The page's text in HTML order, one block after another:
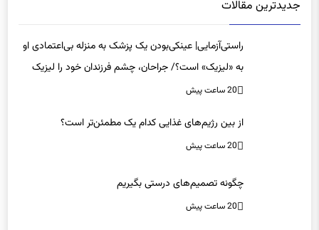
جدیدترین مقالات
راستی‌آزمایی| عینکی‌بودن یک پزشک به منزله بی‌اعتمادی او
به «لیزیک» است؟/ جراحان، چشم فرزندان خود را لیزیک
می‌کنند؟
20 ساعت پیش
از بین رژیم‌های غذایی کدام یک مطمئن‌تر است؟‌
20 ساعت پیش
چگونه تصمیم‌های درستی بگیریم
20 ساعت پیش